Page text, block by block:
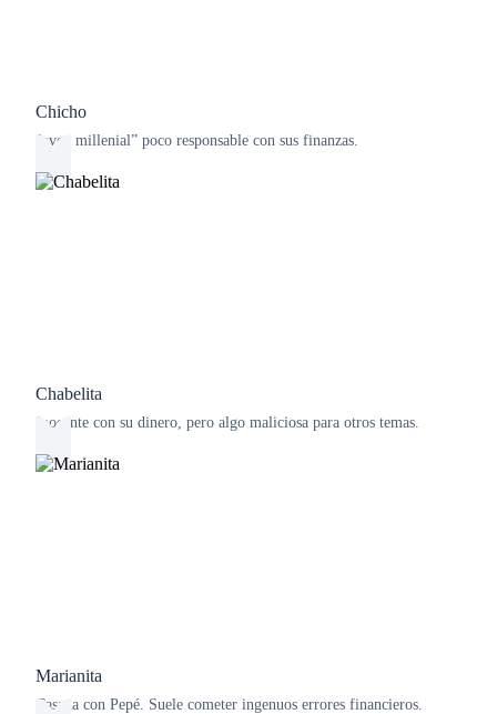
Chicho
Joven millenial” poco responsable con sus finanzas.
Chabelita
Inocente con su dinero, pero algo maliciosa para otros temas.
Marianita
Casada con Pepé. Suele cometer ingenuos errores financieros.